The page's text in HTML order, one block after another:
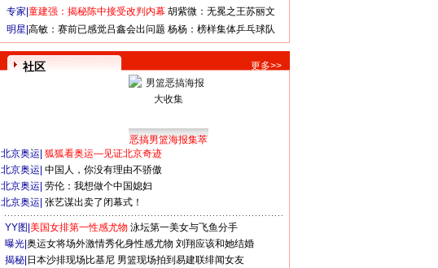
专家| 童建强：揭秘陈中接受改判内幕 胡紫微：无冕之王苏丽文
明星| 高敏：赛前已感觉吕鑫会出问题 杨杨：榜样集体乒乓球队
社区 更多>>
恶搞男篮海报集萃
北京奥运 狐狐看奥运—见证北京奇迹
北京奥运 中国人，你没有理由不骄傲
北京奥运 劳伦：我想做个中国媳妇
北京奥运 张艺谋出卖了闭幕式！
YY图| 美国女排第一性感尤物 泳坛第一美女与飞鱼分手
曝光| 奥运女将场外激情秀化身性感尤物 刘翔应该和她结婚
揭秘| 日本沙排现场比基尼 男篮现场拍到易建联绯闻女友